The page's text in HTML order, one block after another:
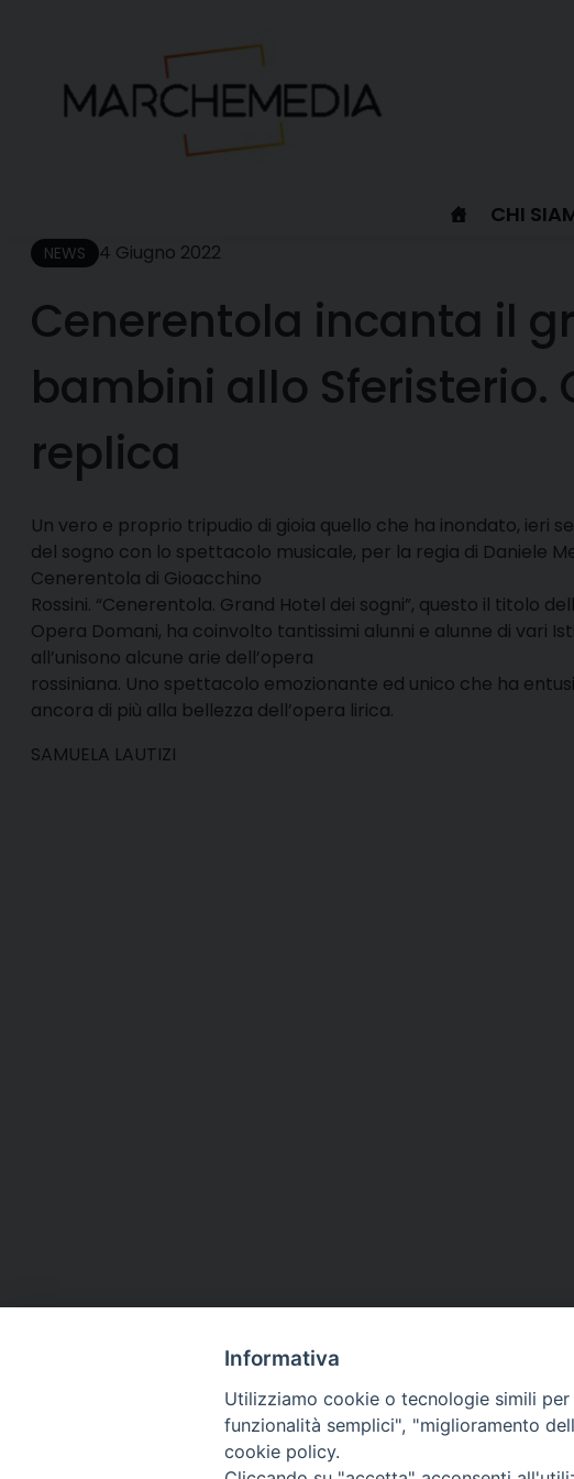
CHI
NEWS 4 Giugno 2022
Cenerentola incanta il
bambini allo Sferisterio.
replica
Un vero e proprio tripudio di gioia quello che ha inondato, ieri
del sogno con lo spettacolo musicale, per la regia di Daniele
Cenerentola di Gioacchino
Rossini. “Cenerentola. Grand Hotel dei sogni”, questo il titolo
Opera Domani, ha coinvolto tantissimi alunni e alunne di vari
all’unisono alcune arie dell’opera
rossiniana. Uno spettacolo emozionante ed unico che ha
ancora di più alla bellezza dell’opera lirica.
SAMUELA LAUTIZI
Informativa
Utilizziamo cookie o tecnologie simili
funzionalità semplici", "miglioramento
cookie policy.